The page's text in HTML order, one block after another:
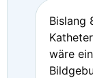
Bislang
wäre